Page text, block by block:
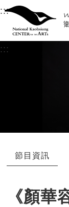
衛武營國
中央內容區塊，為
:::選單連結區塊
衛武營國
::: 中央內容區
節目資訊
《顏華